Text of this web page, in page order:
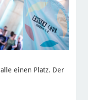
einen Platz. Der